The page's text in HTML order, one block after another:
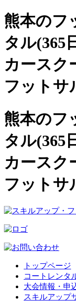
熊本のフ
タル(365
カースク
フットサ
熊本のフ
タル(365
カースク
フットサ
トップページ
コートレンタ
大会情報・申
スキルアップ